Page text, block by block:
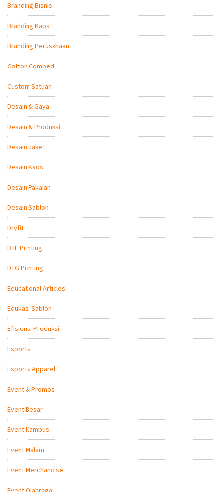
Branding Bisnis
Branding Kaos
Branding Perusahaan
Cotton Combed
Custom Satuan
Desain & Gaya
Desain & Produksi
Desain Jaket
Desain Kaos
Desain Pakaian
Desain Sablon
Dryfit
DTF Printing
DTG Printing
Educational Articles
Edukasi Sablon
Efisiensi Produksi
Esports
Esports Apparel
Event & Promosi
Event Besar
Event Kampus
Event Malam
Event Merchandise
Event Olahraga